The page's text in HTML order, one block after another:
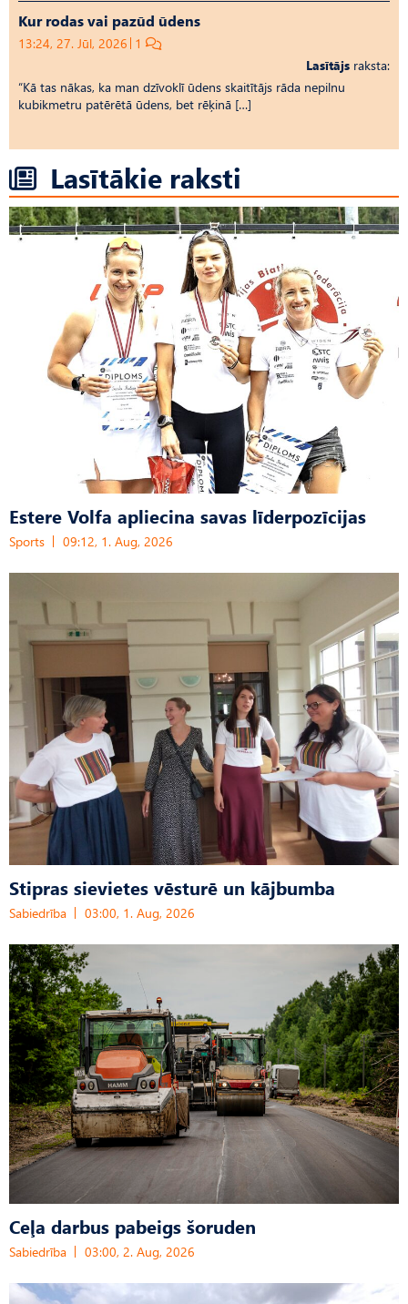
Kur rodas vai pazūd ūdens
13:24, 27. Jūl, 2026 1
Lasītājs raksta:
“Kā tas nākas, ka man dzīvoklī ūdens skaitītājs rāda nepilnu
kubikmetru patērētā ūdens, bet rēķinā […]
Lasītākie raksti
Estere Volfa apliecina savas līderpozīcijas
Sports 09:12, 1. Aug, 2026
Stipras sievietes vēsturē un kājbumba
Sabiedrība 03:00, 1. Aug, 2026
Ceļa darbus pabeigs šoruden
Sabiedrība 03:00, 2. Aug, 2026